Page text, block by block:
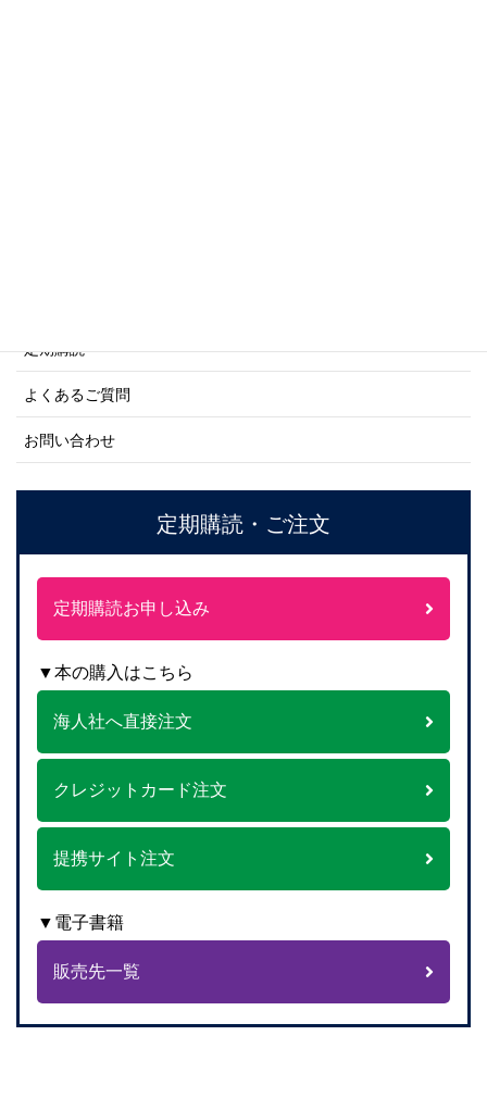
定期購読
よくあるご質問
お問い合わせ
定期購読・ご注文
定期購読お申し込み
▼本の購入はこちら
海人社へ直接注文
クレジットカード注文
提携サイト注文
▼電子書籍
販売先一覧